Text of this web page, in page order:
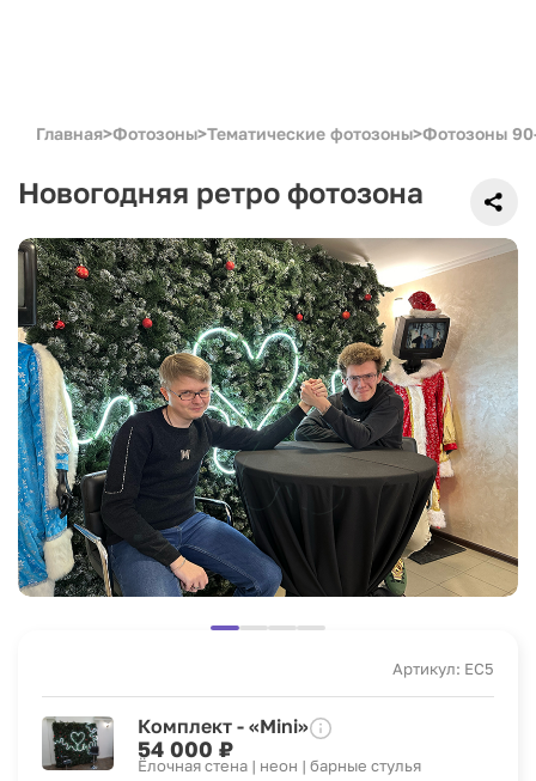
Главная>Фотозоны>Тематические фотозоны>Фотозоны
Новогодняя ретро фотозона
Артикул: EC5
Комплект - «Mini»
54 000 ₽
Ёлочная стена | неон | барные стулья